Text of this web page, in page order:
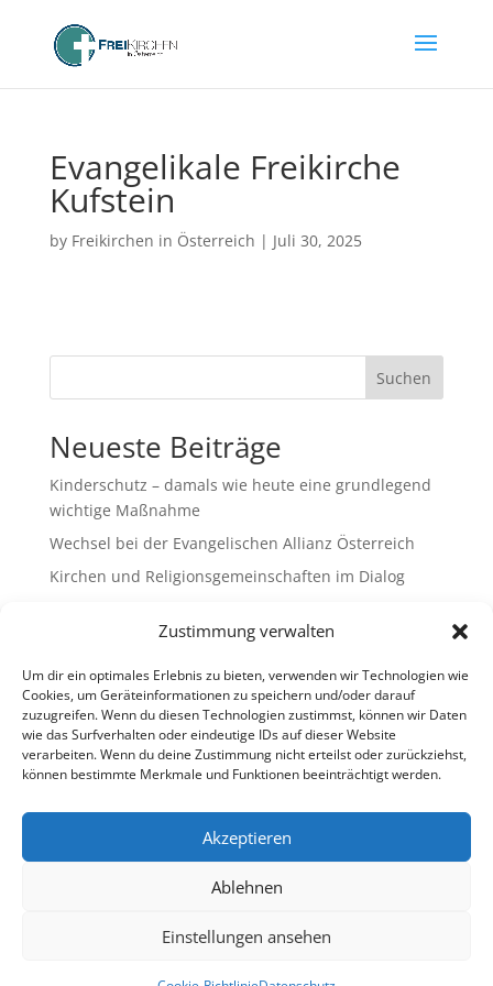
Zustimmung verwalten
Um dir ein optimales Erlebnis zu bieten, verwenden wir Technologien wie
Cookies, um Geräteinformationen zu speichern und/oder darauf
zuzugreifen. Wenn du diesen Technologien zustimmst, können wir Daten
wie das Surfverhalten oder eindeutige IDs auf dieser Website
verarbeiten. Wenn du deine Zustimmung nicht erteilst oder zurückziehst,
können bestimmte Merkmale und Funktionen beeinträchtigt werden.
Akzeptieren
Ablehnen
Einstellungen ansehen
Evangelikale Freikirche
Kufstein
by Freikirchen in Österreich | Juli 30, 2025
Suchen
Neueste Beiträge
Kinderschutz – damals wie heute eine grundlegend
wichtige Maßnahme
Wechsel bei der Evangelischen Allianz Österreich
Kirchen und Religionsgemeinschaften im Dialog
Schulen & Kindergärten in Österreich
„Brennen für das Leben “ – die Wanderausstellung
ist bald am Ziel
Neueste Kommentare
Impressum
Datenschutz